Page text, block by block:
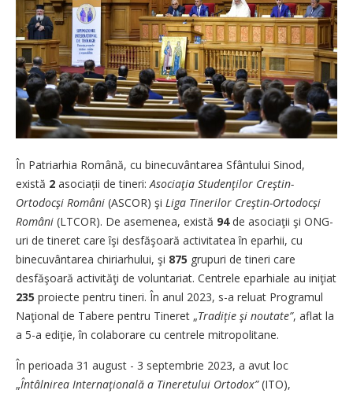
În Patriarhia Română, cu binecuvântarea Sfântului Sinod,
există 2 asociații de tineri:Asociaţia Studenţilor Creştin-
Ortodocşi Români ­(ASCOR) şi Liga Tinerilor Creştin-Ortodocşi
Români (LTCOR). De asemenea, există 94de asociaţii şi ONG-
uri de tineret care îşi desfăşoară activitatea în eparhii, cu
binecuvântarea chiriarhului, şi 875 grupuri de tineri care
desfăşoară activităţi de voluntariat. Centrele eparhiale au iniţiat
235 proiecte pentru tineri. În anul 2023, s-a reluat Programul
Naţional de Tabere pentru Tineret „Tradiţie şi noutate”, aflat la
a 5-a ediţie, în colaborare cu centrele mitropolitane.
În perioada 31 august - 3 septembrie 2023, a avut loc
„Întâlnirea Internaţională a Tineretului Ortodox”(ITO),